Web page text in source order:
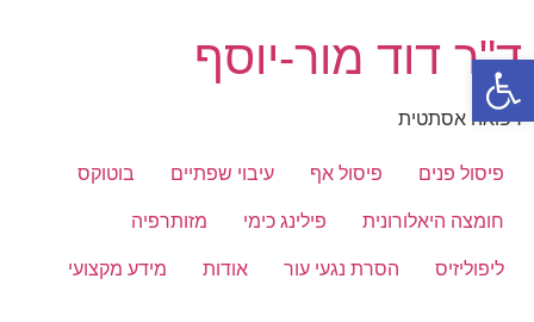
פתח סרגל נגישות
לתוכן
ד"ר דוד מור-יוסף
רפואה אסתטית
פיסול פנים פיסול אף עיבוי שפתיים בוטוקס
חומצה היאלורונית פילינג כימי מזותרפיה
ליפוליזיס הסרת נגעי עור אודות מידע מקצועי